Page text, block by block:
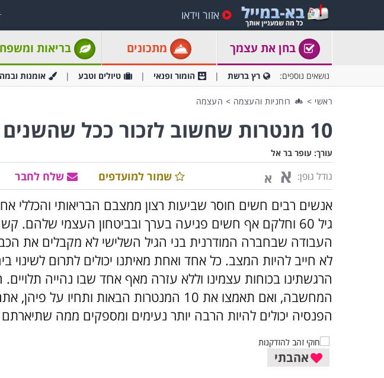
אזור וידאו
בחן את עצמך מתכונים בריאות
נושאים נוספים: רץ ברשת הומור ופנאי טיולים וטבע אומנות ובמה
ראשי > רוחניות והעצמה > העצמה
10 מנטרות שחשוב לזכור ככל שהשנים עוברות
עורך: עופר בר אל
גודל גופן: א א שלח לחבר שמור למועדפים
אנשים רבים חשים חוסר שביעות רצון ממצבם הבריאותי והכללי
גיל 60 וחלקם אף חשים פגיעה בערך ובביטחון העצמי שלהם.
העבודה שבחברה המודרנית בני הגיל השלישי לא מקבלים את
לא חייב להיות המצב. כל אחד ואחת מאיתנו יכולים לתרום לשינוי
הרגשתינו בכוחות עצמינו וללא עזרה מאף אחד שבו נהייה תלויים.
המחשבה, ואם תאמצו את 10 המנטרות הבאות ותחיו
הפנסיה יכולים להיות הרבה יותר נעימים ומספקים ממה
אהבתי